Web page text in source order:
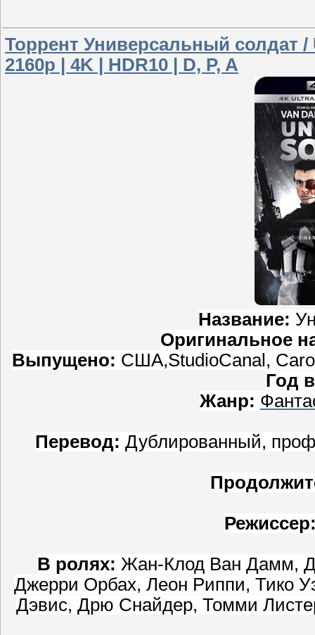
Торрент Универсальный солдат /
2160p | 4K | HDR10 | D, P, A
Название:
Оригинальное
Выпущено: США,StudioCanal,
Год
Жанр:
Перевод: Дублированный,
В ролях: Жан-Клод Ван Дамм,
Джерри Орбах, Леон Риппи, Тико
Дэвис, Дрю Снайдер, Томми